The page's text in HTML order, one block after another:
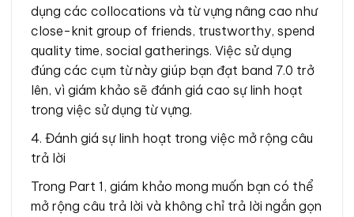
dụng các collocations và từ vựng nâng cao như
close-knit group of friends, trustworthy, spend
quality time, social gatherings. Việc sử dụng
đúng các cụm từ này giúp bạn đạt band 7.0 trở
lên, vì giám khảo sẽ đánh giá cao sự linh hoạt
trong việc sử dụng từ vựng.
4. Đánh giá sự linh hoạt trong việc mở rộng câu
trả lời
Trong Part 1, giám khảo mong muốn bạn có thể
mở rộng câu trả lời và không chỉ trả lời ngắn gọn